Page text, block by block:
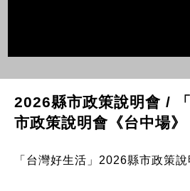
2026縣市政策說明會 /
市政策說明會《台中場》
「台灣好生活」2026縣市政策說